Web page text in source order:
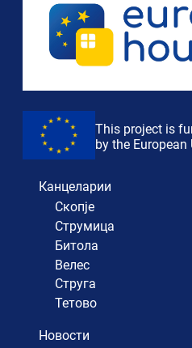
This project is
by the European
Канцеларии
Скопје
Струмица
Битола
Велес
Струга
Тетово
Новости